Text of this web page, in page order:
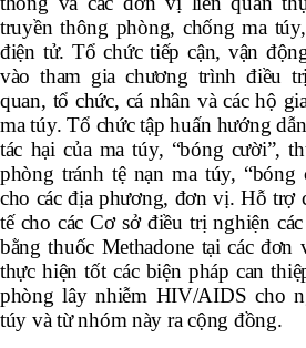
truyền thông phòng, chống ma tú
điện tử. Tổ chức tiếp cận, vận
vào tham gia chương trình điều
quan, tổ chức, cá nhân và các hộ
ma túy. Tổ chức tập huấn hướng
tác hại của ma túy, “bóng cười”,
phòng tránh tệ nạn ma túy,
cho các địa phương, đơn vị. Hỗ trợ
tếcho các Cơsở điều trị nghiện cá
bằng thuốc Methadone tại các đơn
thực hiện tốt các biện pháp can thiệ
phòng lây nhiễm HIV/AIDS cho
túy vàtừnhóm này ra cộng đồng.